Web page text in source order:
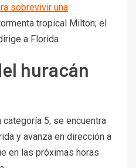
sobrevivir una
tropical Milton; el
a Florida
huracán
categoría 5, se encuentra
y avanza en dirección a
en las próximas horas